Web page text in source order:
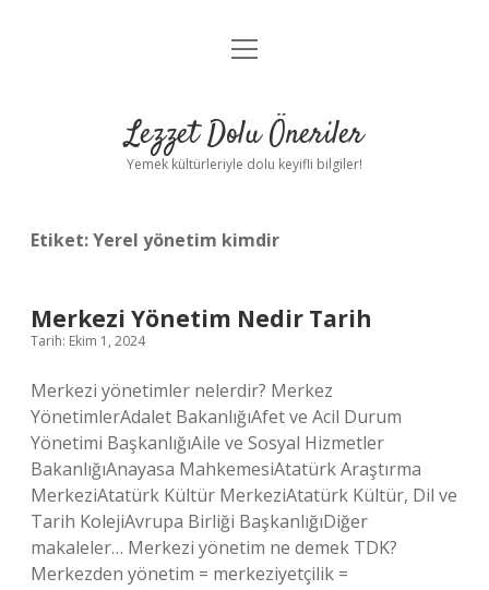
Anasayfa
Yasal Uyarı
menüyü
Lezzet Dolu Öneriler
Yemek kültürleriyle dolu keyifli bilgiler!
Etiket:Yerel yönetim kimdir
Merkezi Yönetim Nedir Tarih
Tarih: Ekim 1, 2024
Merkezi yönetimler nelerdir? Merkez
YönetimlerAdalet BakanlığıAfet ve Acil Durum
Yönetimi BaşkanlığıAile ve Sosyal Hizmetler
BakanlığıAnayasa MahkemesiAtatürk Araştırma
MerkeziAtatürk Kültür MerkeziAtatürk Kültür, Dil ve
Tarih KolejiAvrupa Birliği BaşkanlığıDiğer
makaleler… Merkezi yönetim ne demek TDK?
Merkezden yönetim = merkeziyetçilik =